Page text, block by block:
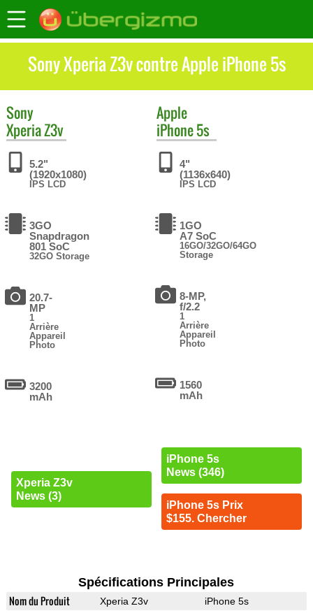
Sony Xperia Z3v contre Apple iPhone 5s
Sony
Xperia Z3v
5.2"
(1920x1080)
IPS LCD
3GO
Snapdragon
801 SoC
32GO Storage
20.7-
MP
1
Arrière
Appareil
Photo
3200
mAh
Xperia Z3v
News (3)
Apple
iPhone 5s
4"
(1136x640)
IPS LCD
1GO
A7 SoC
16GO/32GO/64GO
Storage
8-MP,
f/2.2
1
Arrière
Appareil
Photo
1560
mAh
iPhone 5s
News (346)
iPhone 5s Prix
$155. Chercher
Spécifications Principales
Nom du Produit Xperia Z3v iPhone 5s